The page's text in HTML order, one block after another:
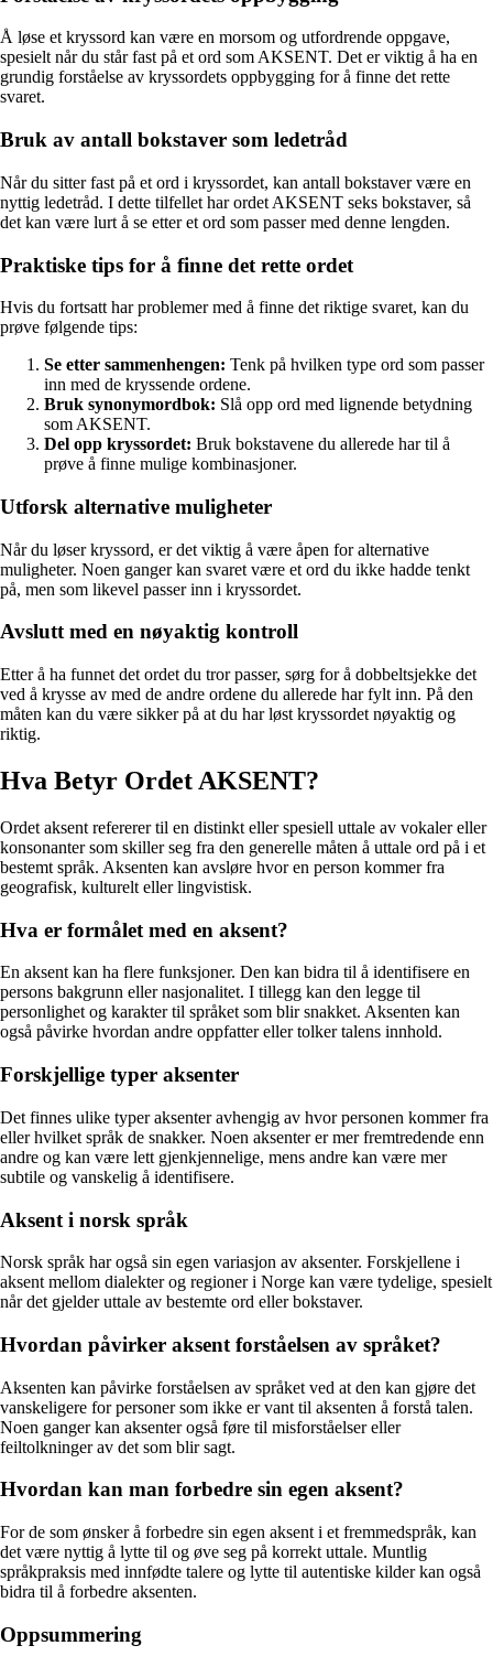
Å løse et kryssord kan være en morsom og utfordrende oppgave,
spesielt når du står fast på et ord som AKSENT. Det er viktig å ha en
grundig forståelse av kryssordets oppbygging for å finne det rette
svaret.
Bruk av antall bokstaver som ledetråd
Når du sitter fast på et ord i kryssordet, kan antall bokstaver være en
nyttig ledetråd. I dette tilfellet har ordet AKSENT seks bokstaver, så
det kan være lurt å se etter et ord som passer med denne lengden.
Praktiske tips for å finne det rette ordet
Hvis du fortsatt har problemer med å finne det riktige svaret, kan du
prøve følgende tips:
Se etter sammenhengen: Tenk på hvilken type ord som passer
inn med de kryssende ordene.
Bruk synonymordbok: Slå opp ord med lignende betydning
som AKSENT.
Del opp kryssordet: Bruk bokstavene du allerede har til å
prøve å finne mulige kombinasjoner.
Utforsk alternative muligheter
Når du løser kryssord, er det viktig å være åpen for alternative
muligheter. Noen ganger kan svaret være et ord du ikke hadde tenkt
på, men som likevel passer inn i kryssordet.
Avslutt med en nøyaktig kontroll
Etter å ha funnet det ordet du tror passer, sørg for å dobbeltsjekke det
ved å krysse av med de andre ordene du allerede har fylt inn. På den
måten kan du være sikker på at du har løst kryssordet nøyaktig og
riktig.
Hva Betyr Ordet AKSENT?
Ordet aksent refererer til en distinkt eller spesiell uttale av vokaler eller
konsonanter som skiller seg fra den generelle måten å uttale ord på i et
bestemt språk. Aksenten kan avsløre hvor en person kommer fra
geografisk, kulturelt eller lingvistisk.
Hva er formålet med en aksent?
En aksent kan ha flere funksjoner. Den kan bidra til å identifisere en
persons bakgrunn eller nasjonalitet. I tillegg kan den legge til
personlighet og karakter til språket som blir snakket. Aksenten kan
også påvirke hvordan andre oppfatter eller tolker talens innhold.
Forskjellige typer aksenter
Det finnes ulike typer aksenter avhengig av hvor personen kommer fra
eller hvilket språk de snakker. Noen aksenter er mer fremtredende enn
andre og kan være lett gjenkjennelige, mens andre kan være mer
subtile og vanskelig å identifisere.
Aksent i norsk språk
Norsk språk har også sin egen variasjon av aksenter. Forskjellene i
aksent mellom dialekter og regioner i Norge kan være tydelige, spesielt
når det gjelder uttale av bestemte ord eller bokstaver.
Hvordan påvirker aksent forståelsen av språket?
Aksenten kan påvirke forståelsen av språket ved at den kan gjøre det
vanskeligere for personer som ikke er vant til aksenten å forstå talen.
Noen ganger kan aksenter også føre til misforståelser eller
feiltolkninger av det som blir sagt.
Hvordan kan man forbedre sin egen aksent?
For de som ønsker å forbedre sin egen aksent i et fremmedspråk, kan
det være nyttig å lytte til og øve seg på korrekt uttale. Muntlig
språkpraksis med innfødte talere og lytte til autentiske kilder kan også
bidra til å forbedre aksenten.
Oppsummering